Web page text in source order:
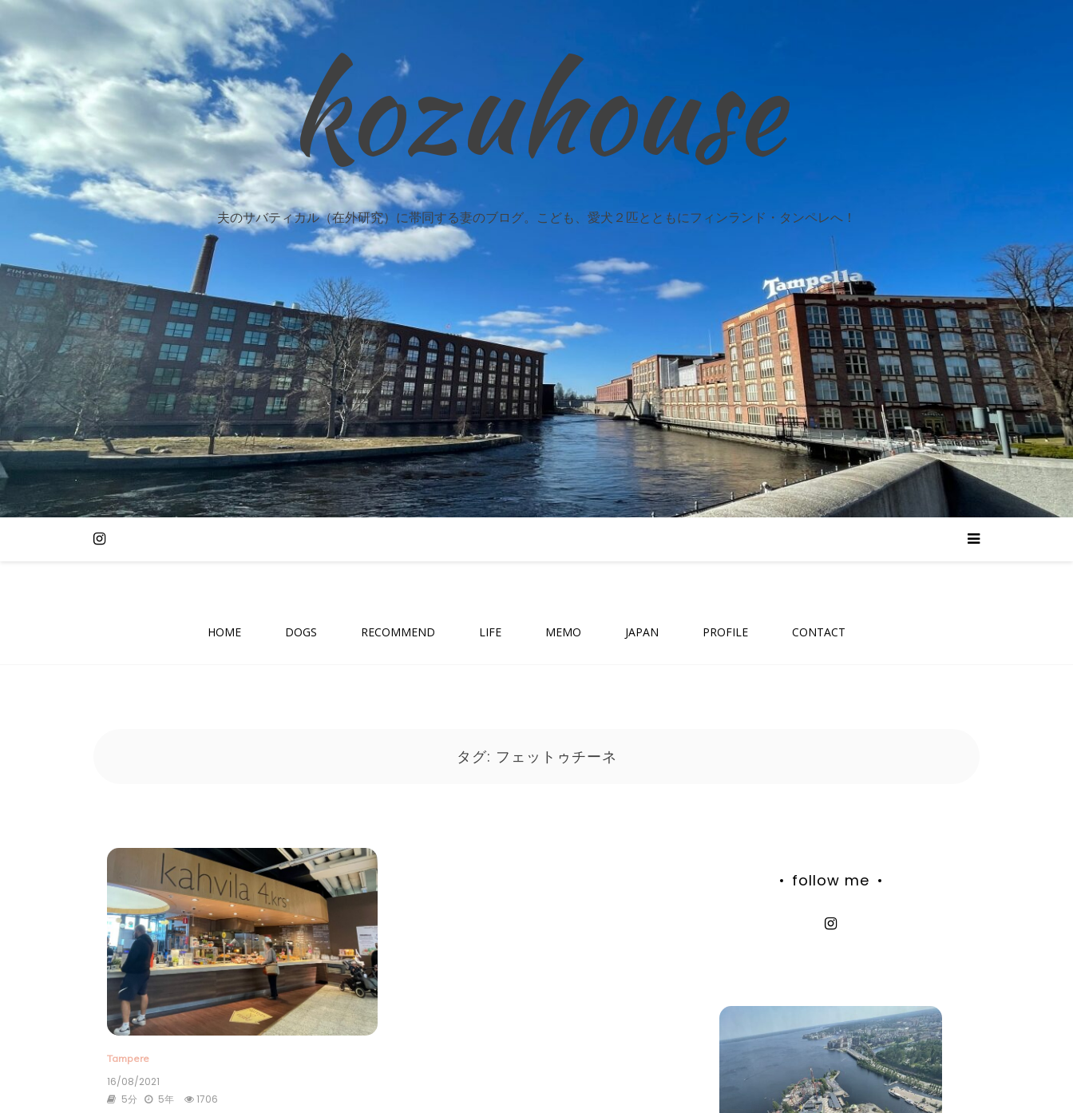
kozuhouse
夫のサバティカル（在外研究）に帯同する妻のブログ。こども、愛犬２匹とともにフィンランド・タンペレへ！
HOME DOGS RECOMMEND LIFE MEMO JAPAN PROFILE CONTACT
タグ: フェットゥチーネ
Tampere
16/08/2021
5分
5年
1706
follow me